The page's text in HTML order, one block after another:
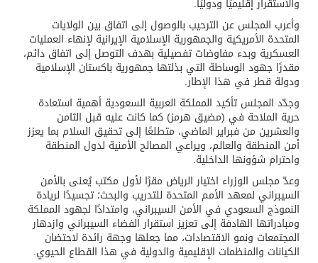
والاستقرار إقليميًا ودوليًا.
وأعرب المجلس عن الترحيب بالوصول إلى اتفاق بين الولايات
المتحدة الأمريكية والجمهورية الإسلامية الإيرانية لإنهاء العمليات
العسكرية وبدء مفاوضات تفصيلية بهدف التوصل إلى اتفاق دائم،
مقدرًا جهود الوساطة التي بذلتها جمهورية باكستان الإسلامية
ودولة قطر في هذا الإطار.
وجدّد المجلس تأكيد المملكة العربية السعودية أهمية استعادة
حرية الملاحة في (مضيق هرمز) كما كانت عليه قبل الثامن
والعشرين من فبراير الماضي، متطلعًا إلى تحقيق السلام بما يعزز
أمن المنطقة والعالم، ويراعي المصالح الأمنية لدول المنطقة
واحترام شؤونها الداخلية.
وعدّ مجلس الوزراء اختيار الرياض مقرًا لأول مكتب يُعنى بالأمن
السيبراني لمعهد الأمم المتحدة للتدريب والبحث؛ تجسيدًا لريادة
النموذج السعودي في الأمن السيبراني، وامتدادًا لجهود المملكة
ومبادراتها الهادفة إلى تعزيز استقرار الفضاء السيبراني وازدهار
المجتمعات ونمو الاقتصادات، مما جعلها وجهة رائدة لاحتضان
الكيانات والمنظمات الإقليمية والدولية في هذا القطاع الحيوي.